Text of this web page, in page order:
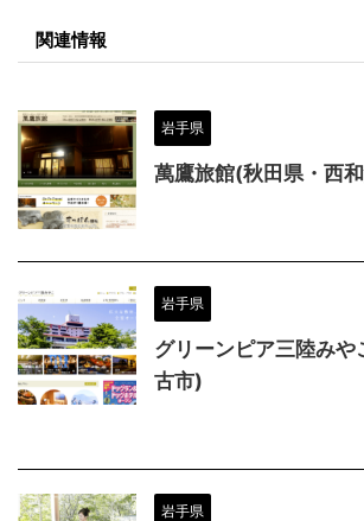
関連情報
岩手県
萬鷹旅館(秋田県・西
岩手県
グリーンピア三陸みや
古市)
岩手県